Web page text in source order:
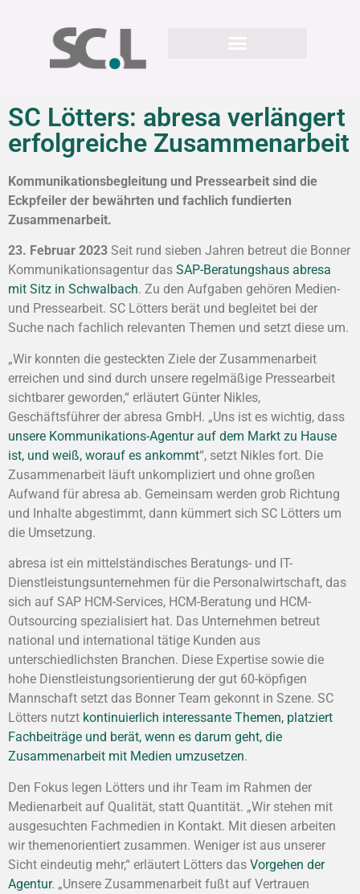
SC Lötters: abresa verlängert
erfolgreiche Zusammenarbeit
Kommunikationsbegleitung und Pressearbeit sind die
Eckpfeiler der bewährten und fachlich fundierten
Zusammenarbeit.
23. Februar 2023 Seit rund sieben Jahren betreut die Bonner
Kommunikationsagentur das SAP-Beratungshaus abresa
mit Sitz in Schwalbach. Zu den Aufgaben gehören Medien-
und Pressearbeit. SC Lötters berät und begleitet bei der
Suche nach fachlich relevanten Themen und setzt diese um.
„Wir konnten die gesteckten Ziele der Zusammenarbeit
erreichen und sind durch unsere regelmäßige Pressearbeit
sichtbarer geworden,“ erläutert Günter Nikles,
Geschäftsführer der abresa GmbH. „Uns ist es wichtig, dass
unsere Kommunikations-Agentur auf dem Markt zu Hause
ist, und weiß, worauf es ankommt“, setzt Nikles fort. Die
Zusammenarbeit läuft unkompliziert und ohne großen
Aufwand für abresa ab. Gemeinsam werden grob Richtung
und Inhalte abgestimmt, dann kümmert sich SC Lötters um
die Umsetzung.
abresa ist ein mittelständisches Beratungs- und IT-
Dienstleistungsunternehmen für die Personalwirtschaft, das
sich auf SAP HCM-Services, HCM-Beratung und HCM-
Outsourcing spezialisiert hat. Das Unternehmen betreut
national und international tätige Kunden aus
unterschiedlichsten Branchen. Diese Expertise sowie die
hohe Dienstleistungsorientierung der gut 60-köpfigen
Mannschaft setzt das Bonner Team gekonnt in Szene. SC
Lötters nutzt kontinuierlich interessante Themen, platziert
Fachbeiträge und berät, wenn es darum geht, die
Zusammenarbeit mit Medien umzusetzen.
Den Fokus legen Lötters und ihr Team im Rahmen der
Medienarbeit auf Qualität, statt Quantität. „Wir stehen mit
ausgesuchten Fachmedien in Kontakt. Mit diesen arbeiten
wir themenorientiert zusammen. Weniger ist aus unserer
Sicht eindeutig mehr,“ erläutert Lötters das Vorgehen der
Agentur. „Unsere Zusammenarbeit fußt auf Vertrauen